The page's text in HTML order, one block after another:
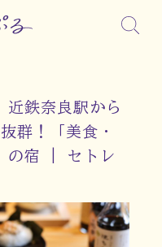
近鉄奈良駅から
群！「美食・
の宿 | セトレ